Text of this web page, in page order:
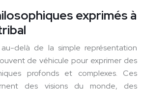
exprimés à
delà de la simple représentation
de véhicule pour exprimer des
profonds et complexes. Ces
des visions du monde, des